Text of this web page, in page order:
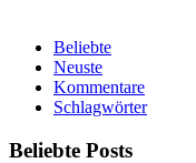
Beliebte
Neuste
Kommentare
Schlagwörter
Beliebte Posts